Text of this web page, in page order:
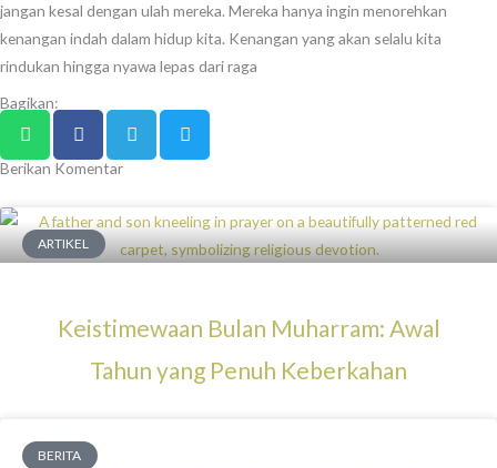
jangan kesal dengan ulah mereka. Mereka hanya ingin menorehkan
kenangan indah dalam hidup kita. Kenangan yang akan selalu kita
rindukan hingga nyawa lepas dari raga
Bagikan:
Berikan Komentar
ARTIKEL
Keistimewaan Bulan Muharram: Awal
Tahun yang Penuh Keberkahan
BERITA